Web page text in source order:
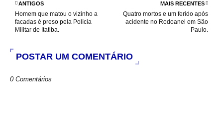
o
MAIS RECENTES
Quatro mortos e um ferido após
acidente no Rodoanel em São
Paulo.
ANTIGOS
Homem que matou o vizinho a
facadas é preso pela Polícia
Militar de Itatiba.
POSTAR UM COMENTÁRIO
0 Comentários